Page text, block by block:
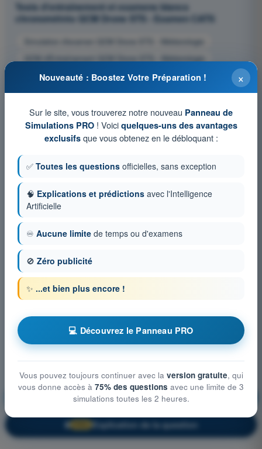
Tests d'entraînement et examens blancs
chronométrés QCM Drone STS - Examen CATS
Simulation d'examen QCM Drone STS - Météorologie
QCM d'Entraînement QCM Drone STS - Météorologie
Examen en PDF QCM Drone STS - Météorologie
Météorologie S'entraîner !
🔒 Explication de la question
×
Nouveauté : Boostez Votre Préparation !
Sur le site, vous trouverez notre nouveau Panneau de
Simulations PRO! Voici quelques-uns des avantages
exclusifsque vous obtenez en le débloquant :
✅ Toutes les questions officielles, sans exception
🧠 Explications et prédictions avec l'Intelligence
Artificielle
♾️ Aucune limite de temps ou d'examens
🚫 Zéro publicité
✨ ...et bien plus encore !
💻 Découvrez le Panneau PRO
Vous pouvez toujours continuer avec la version gratuite, qui
vous donne accès à 75% des questions avec une limite de 3
simulations toutes les 2 heures.